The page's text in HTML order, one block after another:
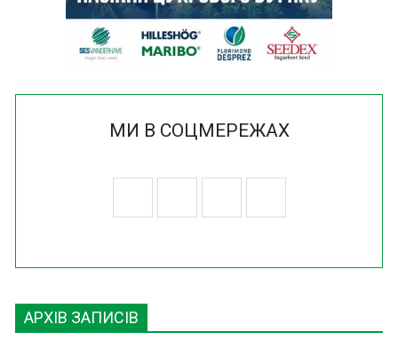
МИ В СОЦМЕРЕЖАХ
АРХІВ ЗАПИСІВ